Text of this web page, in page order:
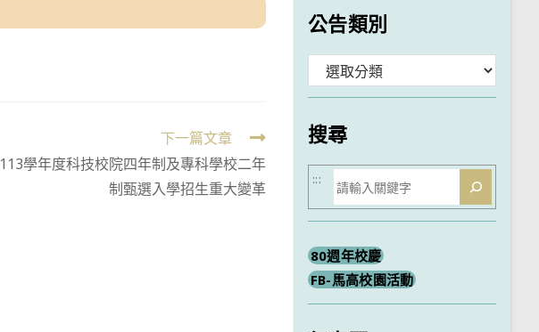
下一篇文章
113學年度科技校院四年制及專科學校二年
制甄選入學招生重大變革
公告類別
類
搜尋
搜
尋
:::
80週年校慶
FB-馬高校園活動